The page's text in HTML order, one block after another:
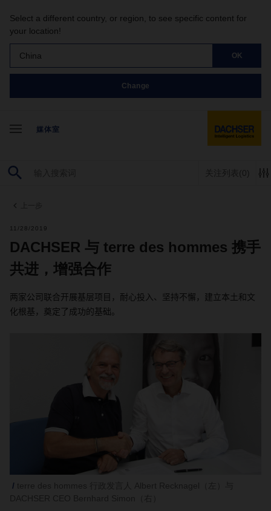
Select a different country, or region, to see specific content for
your location!
China OK
Change
媒体室
关注列表 (0)
11/28/2019
DACHSER 与 terre des hommes 携手
共进，增强合作
两家公司联合开展基层项目，耐心投入、坚持不懈，建立本土和文
化根基，奠定了成功的基础。